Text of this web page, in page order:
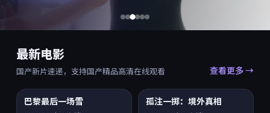
最新电影
国产新片速递，支持国产精品高清在线观看 查看更多 →
7.9
巴黎最后一场雪 7.5
孤注一掷：境外真相